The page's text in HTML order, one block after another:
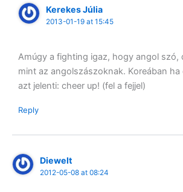
Kerekes Júlia
2013-01-19 at 15:45
Amúgy a fighting igaz, hogy angol szó,
mint az angolszászoknak. Koreában
azt jelenti: cheer up! (fel a fejjel)
Reply
Diewelt
2012-05-08 at 08:24